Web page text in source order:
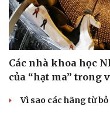
Các nhà khoa học
của “hạt ma” trong
Vì sao các hãng từ